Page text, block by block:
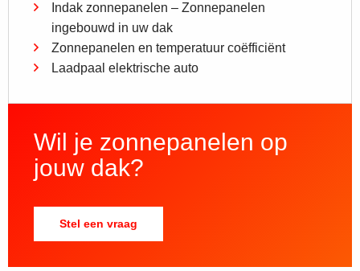
Indak zonnepanelen – Zonnepanelen
ingebouwd in uw dak
Zonnepanelen en temperatuur coëfficiënt
Laadpaal elektrische auto
Wil je zonnepanelen op
jouw dak?
Stel een vraag